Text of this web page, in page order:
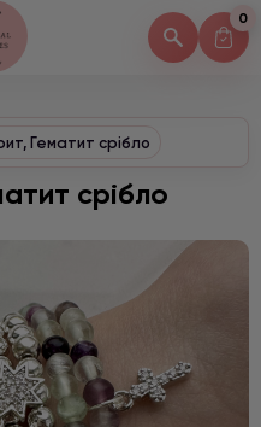
0
Гематит срібло
срібло